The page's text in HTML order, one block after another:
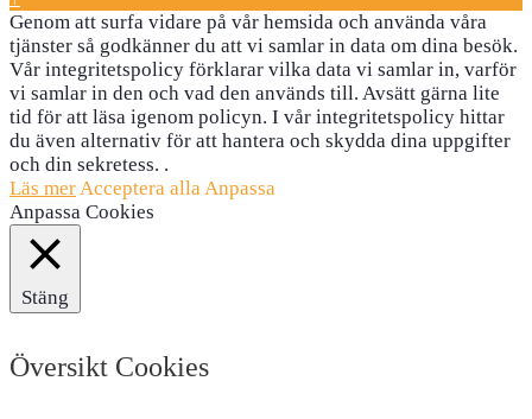
Genom att surfa vidare på vår hemsida och använda våra
tjänster så godkänner du att vi samlar in data om dina besök.
Vår integritetspolicy förklarar vilka data vi samlar in, varför
vi samlar in den och vad den används till. Avsätt gärna lite
tid för att läsa igenom policyn. I vår integritetspolicy hittar
du även alternativ för att hantera och skydda dina uppgifter
och din sekretess. .
Läs merAcceptera allaAnpassa
Anpassa Cookies
Stäng
Översikt Cookies